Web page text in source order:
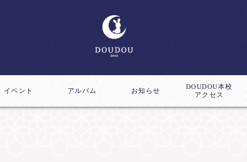
イベント アルバム お知らせ
DOUDOU本校
アクセス